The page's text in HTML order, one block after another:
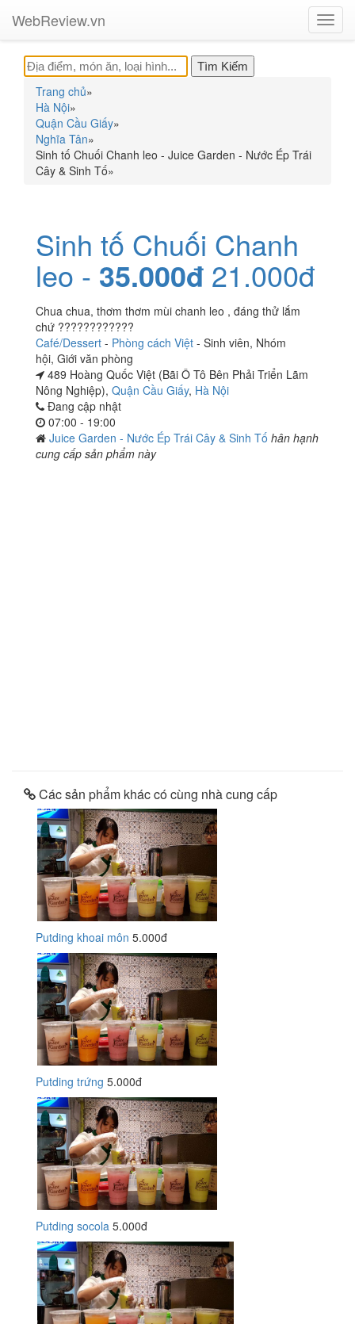
WebReview.vn
Trang chủ»
Hà Nội»
Quận Cầu Giấy»
Nghĩa Tân»
Sinh tố Chuối Chanh leo - Juice Garden - Nước Ép Trái
Cây & Sinh Tố»
Sinh tố Chuối Chanh
leo - 35.000đ 21.000đ
Chua chua, thơm thơm mùi chanh leo , đáng thử lắm
chứ ????????????
Café/Dessert - Phòng cách Việt - Sinh viên, Nhóm
hội, Giới văn phòng
489 Hoàng Quốc Việt (Bãi Ô Tô Bên Phải Triển Lãm
Nông Nghiệp), Quận Cầu Giấy, Hà Nội
Đang cập nhật
07:00 - 19:00
Juice Garden - Nước Ép Trái Cây & Sinh Tố hân hạnh
cung cấp sản phẩm này
Các sản phẩm khác có cùng nhà cung cấp
Putding khoai môn 5.000đ
Putding trứng 5.000đ
Putding socola 5.000đ